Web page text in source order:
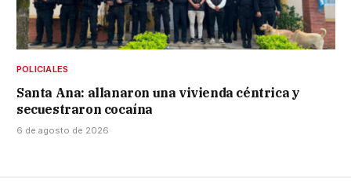
POLICIALES
Santa Ana: allanaron una vivienda céntrica y
secuestraron cocaína
6 de agosto de 2026